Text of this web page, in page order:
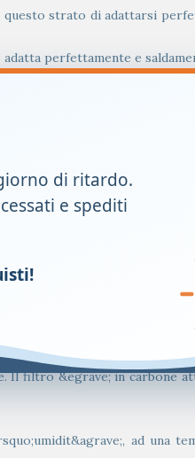
strato di adattarsi
perfettamente e
piana &egrave; indicata
struttura elastica
mascherina protettiva della
pi&ugrave; visibile, e con
dimensioni di taglio con
indumenti.
idrorepellente e
molto ampia e circolare
filtro &egrave; in carbone
ad una
di ritardo.
e spediti